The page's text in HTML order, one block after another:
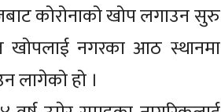
कोरोनाको खोप लगाउन सुरु
खोपलाई नगरका आठ स्थानमा
लागेको हो ।